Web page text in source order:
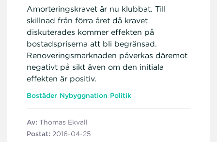
Amorteringskravet är nu klubbat. Till
skillnad från förra året då kravet
diskuterades kommer effekten på
bostadspriserna att bli begränsad.
Renoveringsmarknaden påverkas däremot
negativt på sikt även om den initiala
effekten är positiv.
Bostäder Nybyggnation Politik
Av: Thomas Ekvall
Postat: 2016-04-25